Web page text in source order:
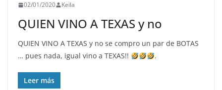
02/01/2020 Keila
QUIEN VINO A TEXAS y no
QUIEN VINO A TEXAS y no se compro un par de BOTAS
… pues nada, igual vino a TEXAS!!
.
Leer más